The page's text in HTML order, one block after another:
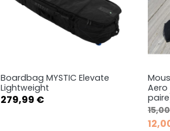
Aperçu rapide
145cm
Boardbag MYSTIC Elevate
Lightweight
Prix
279,99 €
Prix